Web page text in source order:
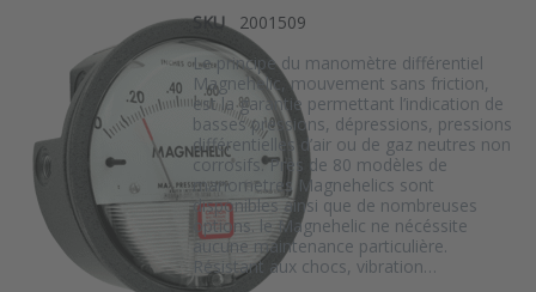
SKU
2001509
Le principe du manomètre différentiel
Magnehelic, mouvement sans friction,
est la garantie permettant l’indication de
basses pressions, dépressions, pressions
différentielles d’air ou de gaz neutres non
corrosifs. Près de 80 modèles de
manometres Magnehelics sont
disponibles ainsi que de nombreuses
options. le Magnehelic ne nécéssite
aucune maintenance particulière.
Résistant aux chocs, vibration…